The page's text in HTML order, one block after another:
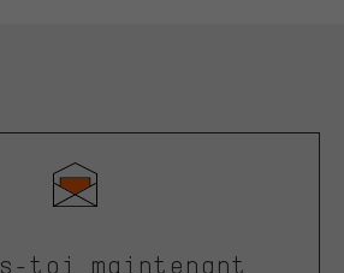
toi maintenant